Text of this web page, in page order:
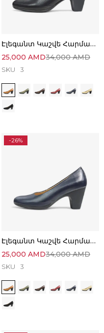
Էլեգանտ Կաշվե Հարմարավետ Կոշիկներ
34,000AMD
25,000 AMD
SKU 3
-26%
Էլեգանտ Կաշվե Հարմարավետ Կոշիկներ
34,000AMD
25,000 AMD
SKU 3